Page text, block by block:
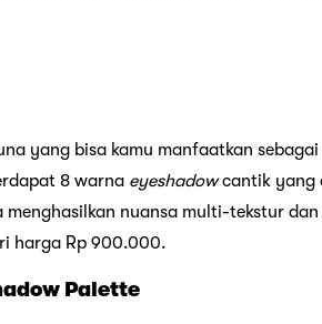
yang bisa kamu manfaatkan sebagai
8 warna eyeshadowcantik yang
nuansa multi-tekstur
harga Rp 900.000.
Palette